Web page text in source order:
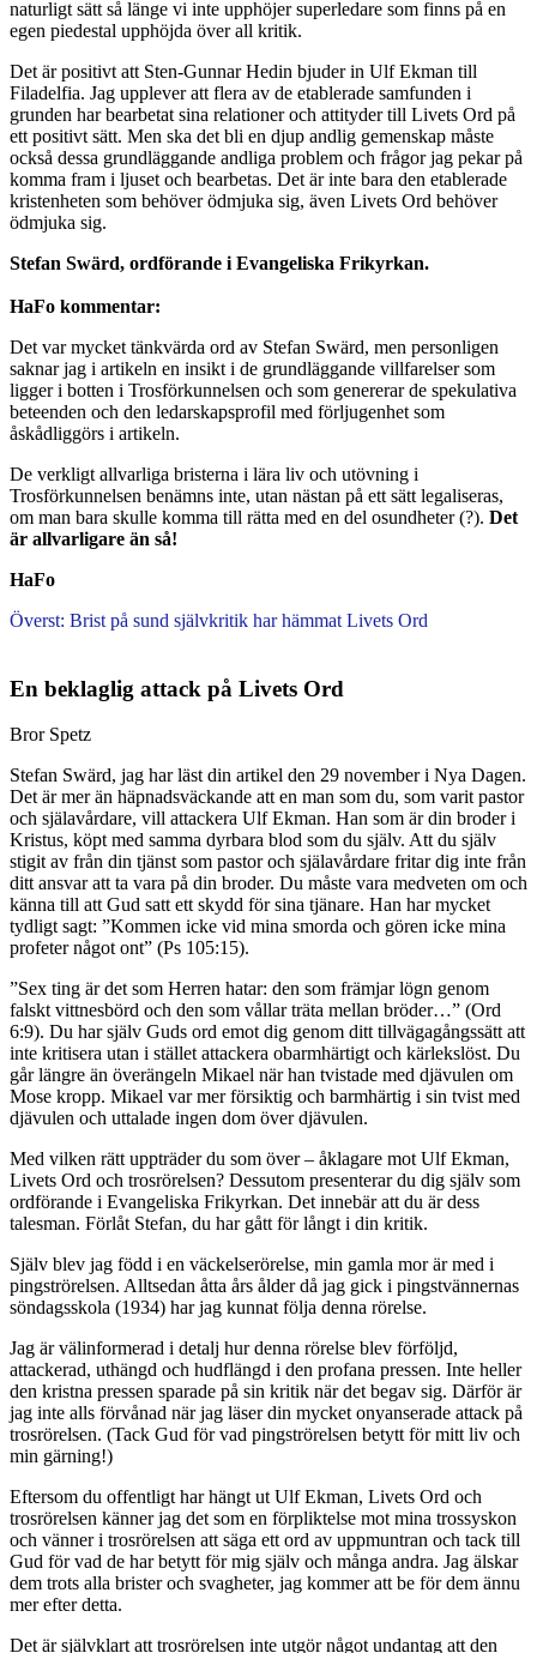
naturligt sätt så länge vi inte upphöjer superledare som finns på en
egen piedestal upphöjda över all kritik.
Det är positivt att Sten-Gunnar Hedin bjuder in Ulf Ekman till
Filadelfia. Jag upplever att flera av de etablerade samfunden i
grunden har bearbetat sina relationer och attityder till Livets Ord på
ett positivt sätt. Men ska det bli en djup andlig gemenskap måste
också dessa grundläggande andliga problem och frågor jag pekar på
komma fram i ljuset och bearbetas. Det är inte bara den etablerade
kristenheten som behöver ödmjuka sig, även Livets Ord behöver
ödmjuka sig.
Stefan Swärd, ordförande i Evangeliska Frikyrkan.
HaFo kommentar:
Det var mycket tänkvärda ord av Stefan Swärd, men personligen
saknar jag i artikeln en insikt i de grundläggande villfarelser som
ligger i botten i Trosförkunnelsen och som genererar de spekulativa
beteenden och den ledarskapsprofil med förljugenhet som
åskådliggörs i artikeln.
De verkligt allvarliga bristerna i lära liv och utövning i
Trosförkunnelsen benämns inte, utan nästan på ett sätt legaliseras,
om man bara skulle komma till rätta med en del osundheter (?). Det
är allvarligare än så!
HaFo
Överst: Brist på sund självkritik har hämmat Livets Ord
En beklaglig attack på Livets Ord
Bror Spetz
Stefan Swärd, jag har läst din artikel den 29 november i Nya Dagen.
Det är mer än häpnadsväckande att en man som du, som varit pastor
och själavårdare, vill attackera Ulf Ekman. Han som är din broder i
Kristus, köpt med samma dyrbara blod som du själv. Att du själv
stigit av från din tjänst som pastor och själavårdare fritar dig inte från
ditt ansvar att ta vara på din broder. Du måste vara medveten om och
känna till att Gud satt ett skydd för sina tjänare. Han har mycket
tydligt sagt: ”Kommen icke vid mina smorda och gören icke mina
profeter något ont” (Ps 105:15).
”Sex ting är det som Herren hatar: den som främjar lögn genom
falskt vittnesbörd och den som vållar träta mellan bröder…” (Ord
6:9). Du har själv Guds ord emot dig genom ditt tillvägagångssätt att
inte kritisera utan i stället attackera obarmhärtigt och kärlekslöst. Du
går längre än överängeln Mikael när han tvistade med djävulen om
Mose kropp. Mikael var mer försiktig och barmhärtig i sin tvist med
djävulen och uttalade ingen dom över djävulen.
Med vilken rätt uppträder du som över – åklagare mot Ulf Ekman,
Livets Ord och trosrörelsen? Dessutom presenterar du dig själv som
ordförande i Evangeliska Frikyrkan. Det innebär att du är dess
talesman. Förlåt Stefan, du har gått för långt i din kritik.
Själv blev jag född i en väckelserörelse, min gamla mor är med i
pingströrelsen. Alltsedan åtta års ålder då jag gick i pingstvännernas
söndagsskola (1934) har jag kunnat följa denna rörelse.
Jag är välinformerad i detalj hur denna rörelse blev förföljd,
attackerad, uthängd och hudflängd i den profana pressen. Inte heller
den kristna pressen sparade på sin kritik när det begav sig. Därför är
jag inte alls förvånad när jag läser din mycket onyanserade attack på
trosrörelsen. (Tack Gud för vad pingströrelsen betytt för mitt liv och
min gärning!)
Eftersom du offentligt har hängt ut Ulf Ekman, Livets Ord och
trosrörelsen känner jag det som en förpliktelse mot mina trossyskon
och vänner i trosrörelsen att säga ett ord av uppmuntran och tack till
Gud för vad de har betytt för mig själv och många andra. Jag älskar
dem trots alla brister och svagheter, jag kommer att be för dem ännu
mer efter detta.
Det är självklart att trosrörelsen inte utgör något undantag att den